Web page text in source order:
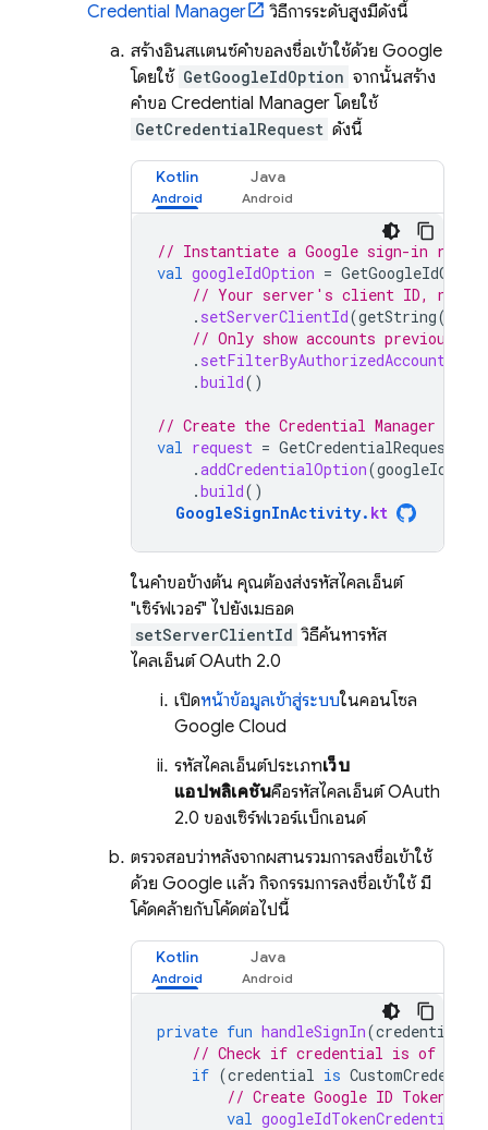
Credential Manager
วิธีการระดับสูงมีดังนี้
สร้างอินสแตนซ์คำขอลงชื่อเข้าใช้ด้วย Google
โดยใช้ GetGoogleIdOption จากนั้นสร้าง
คำขอ Credential Manager โดยใช้
GetCredentialRequest ดังนี้
Kotlin Java
// Instantiate a Google sign-in
val googleIdOption =
// Your server's client ID, not
. setServerClientId(getString(
// Only show accounts previously
. setFilterByAuthorizedAccounts
.build()
// Create the Credential Manager
val request = GetCredentialRequest
.addCredentialOption(
.build()
GoogleSignInActivity. kt
ในคำขอข้างต้น คุณต้องส่งรหัสไคลเอ็นต์
"เซิร์ฟเวอร์" ไปยังเมธอด
setServerClientId วิธีค้นหารหัส
ไคลเอ็นต์ OAuth 2.0
เปิดหน้าข้อมูลเข้าสู่ระบบในคอนโซล
Google Cloud
รหัสไคลเอ็นต์ประเภทเว็บ
แอปพลิเคชันคือรหัสไคลเอ็นต์ OAuth
2.0 ของเซิร์ฟเวอร์แบ็กเอนด์
ตรวจสอบว่าหลังจากผสานรวมการลงชื่อเข้าใช้
ด้วย Google แล้ว กิจกรรมการลงชื่อเข้าใช้ มี
โค้ดคล้ายกับโค้ดต่อไปนี้
Kotlin Java
private fun handleSignIn(credential
// Check if credential is of type
if (credential is
// Create Google ID Token
val googleIdTokenCredential